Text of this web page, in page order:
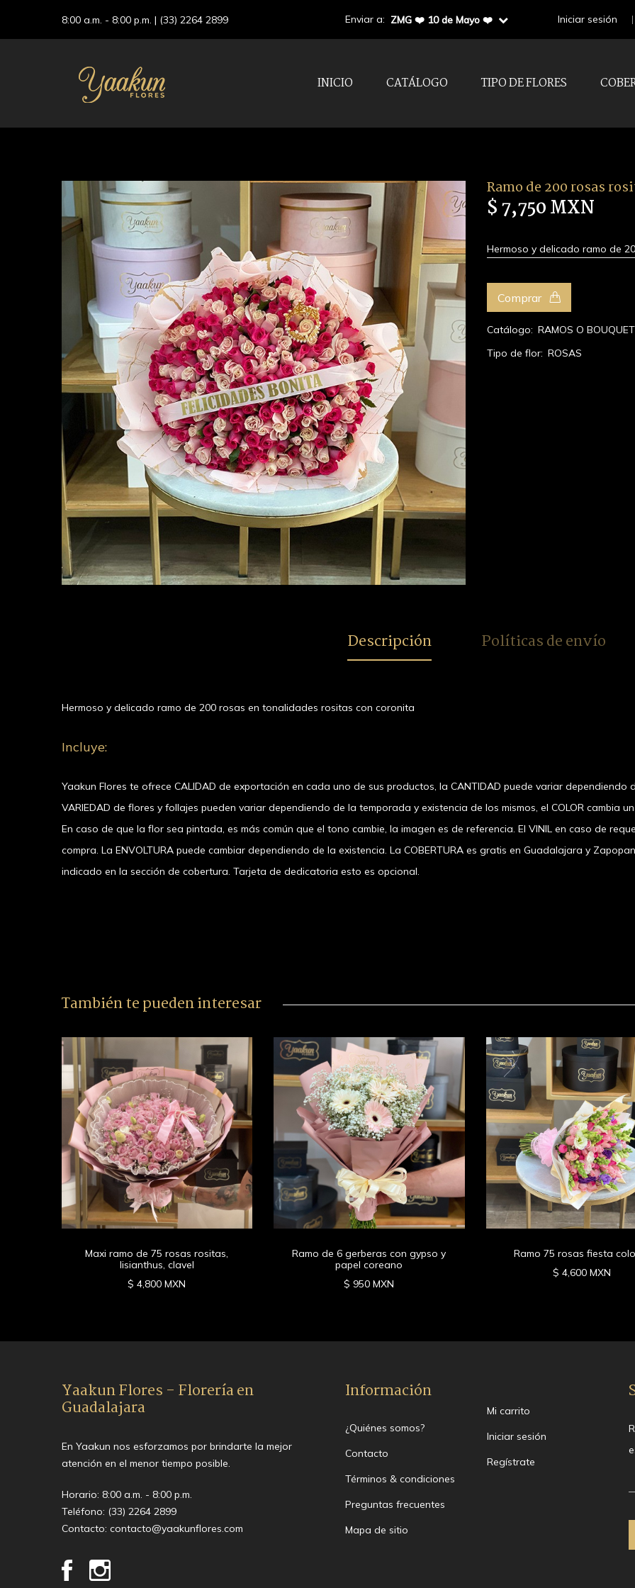
8:00 a.m. - 8:00 p.m. | (33) 2264 2899 Enviar a: ZMG ❤️ 10 de Mayo ❤️ Iniciar sesión
INICIO CATÁLOGO TIPO DE FLORES
Ramo de 200 rosas
$ 7,750 MXN
Hermoso y delicado ramo de
Comprar
Catálogo: RAMOS O
Tipo de flor: ROSAS
Descripción Políticas de envío
Hermoso y delicado ramo de 200 rosas en tonalidades rositas con coronita
Incluye:
Yaakun Flores te ofrece CALIDAD de exportación en cada uno de sus productos, la CANTIDAD puede variar
VARIEDAD de flores y follajes pueden variar dependiendo de la temporada y existencia de los mismos, el COLOR cambia
En caso de que la flor sea pintada, es más común que el tono cambie, la imagen es de referencia. El VINIL en caso de
compra. La ENVOLTURA puede cambiar dependiendo de la existencia. La COBERTURA es gratis en Guadalajara y
indicado en la sección de cobertura. Tarjeta de dedicatoria esto es opcional.
También te pueden interesar
Maxi ramo de 75 rosas rositas,
lisianthus, clavel
$ 4,800 MXN
Ramo de 6 gerberas con gypso y
papel coreano
$ 950 MXN
Ramo 75 rosas fiesta
$ 4,600 MXN
Yaakun Flores - Florería en
Guadalajara
En Yaakun nos esforzamos por brindarte la mejor
atención en el menor tiempo posible.
Horario: 8:00 a.m. - 8:00 p.m.
Teléfono: (33) 2264 2899
Contacto: contacto@yaakunflores.com
Información
¿Quiénes somos?
Contacto
Términos & condiciones
Preguntas frecuentes
Mapa de sitio
Mi carrito
Iniciar sesión
Regístrate